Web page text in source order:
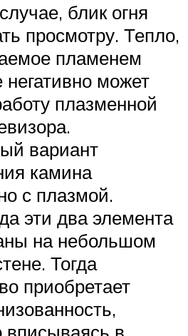
блик огня
просмотру. Тепло,
пламенем
негативно может
плазменной
вариант
камина
с плазмой.
эти два элемента
на небольшом
Тогда
приобретает